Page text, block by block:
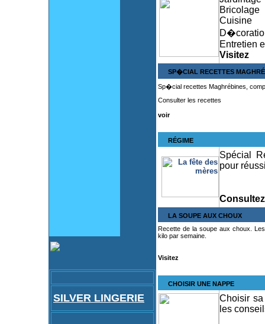
SILVER LINGERIE
Bricolage
Cuisine
Entretien
Visitez
SP�CIAL RECETTES
Sp�cial recettes Maghrébines,
Consulter les recettes
voir
RÉGIME
Spécial
pour
LA SOUPE AUX CHOUX
Recette de la soupe aux choux.
kilo par semaine.
Visitez
CHOISIR UNE NAPPE
Choisir
les